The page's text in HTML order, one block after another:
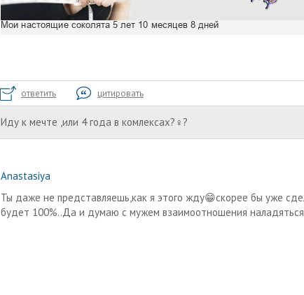
ответить цитировать
Иду к мечте ,или 4 года в комлексах?‍♀️?
Anastasiya
Ты даже не представляешь,как я этого жду😁скорее бы уже
будет 100%..Да и думаю с мужем взаимоотношения